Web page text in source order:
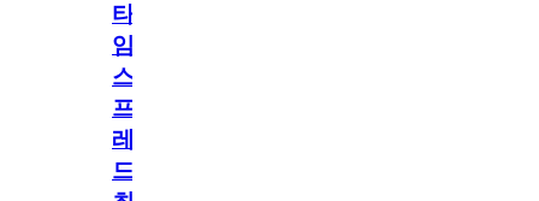
타
임
스
프
레
드]